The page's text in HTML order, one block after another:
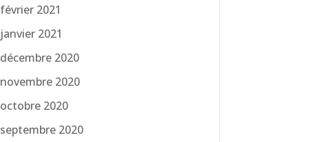
février 2021
janvier 2021
décembre 2020
novembre 2020
octobre 2020
septembre 2020